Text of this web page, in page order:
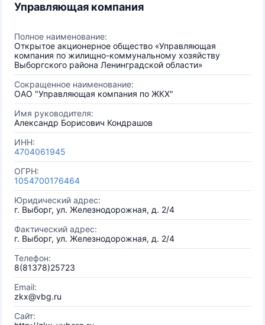
Управляющая компания
Полное наименование:
Открытое акционерное общество «Управляющая
компания по жилищно-коммунальному хозяйству
Выборгского района Ленинградской области»
Сокращенное наименование:
ОАО "Управляющая компания по ЖКХ"
Имя руководителя:
Александр Борисович Кондрашов
ИНН:
4704061945
ОГРН:
1054700176464
Юридический адрес:
г. Выборг, ул. Железнодорожная, д. 2/4
Фактический адрес:
г. Выборг, ул. Железнодорожная, д. 2/4
Телефон:
8(81378)25723
Email:
zkx@vbg.ru
Сайт: